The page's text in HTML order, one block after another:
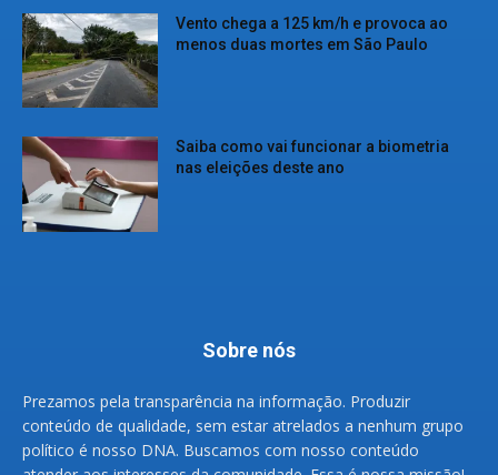
Vento chega a 125 km/h e provoca ao
menos duas mortes em São Paulo
Saiba como vai funcionar a biometria
nas eleições deste ano
Sobre nós
Prezamos pela transparência na informação. Produzir
conteúdo de qualidade, sem estar atrelados a nenhum grupo
político é nosso DNA. Buscamos com nosso conteúdo